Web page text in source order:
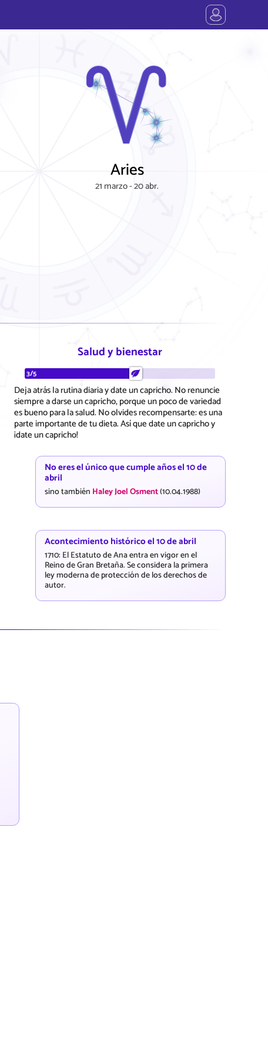
Aries
21 marzo - 20 abr.
Salud y bienestar
3/5
Deja atrás la rutina diaria y date un capricho. No renuncie
siempre a darse un capricho, porque un poco de variedad
es bueno para la salud. No olvides recompensarte: es una
parte importante de tu dieta. Así que date un capricho y
¡date un capricho!
No eres el único que cumple años el 10 de
abril
sino también Haley Joel Osment(10.04.1988)
Acontecimiento histórico el 10 de abril
1710: El Estatuto de Ana entra en vigor en el
Reino de Gran Bretaña. Se considera la primera
ley moderna de protección de los derechos de
autor.